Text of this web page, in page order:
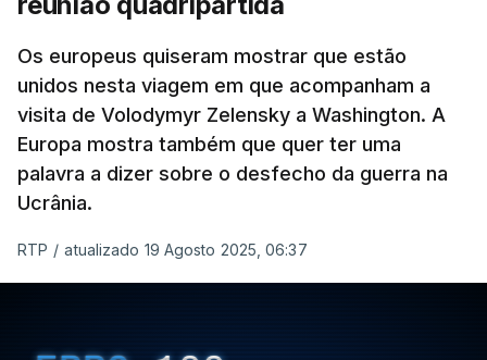
Os europeus quiseram mostrar que estão
unidos nesta viagem em que acompanham a
visita de Volodymyr Zelensky a Washington. A
Europa mostra também que quer ter uma
palavra a dizer sobre o desfecho da guerra na
Ucrânia.
RTP / atualizado 19 Agosto 2025, 06:37